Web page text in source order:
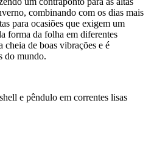
combinando com os dias mais
para ocasiões que exigem um
forma da folha em diferentes
cheia de boas vibrações e é
do mundo.
e pêndulo em correntes lisas